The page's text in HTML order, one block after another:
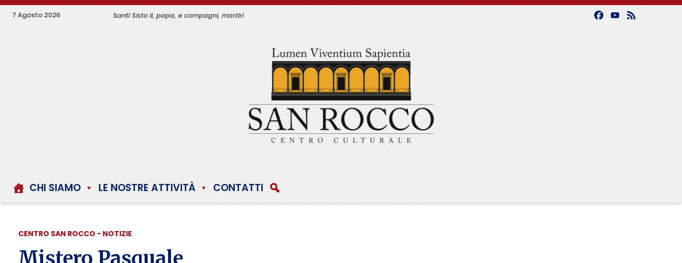
Skip
7 Agosto 2026 Santi Sisto II, papa, e compagni, martiri Facebook
YouTube
Feed
CHI SIAMO LE NOSTRE ATTIVITÀ CONTATTI
CENTRO SAN ROCCO - NOTIZIE
Mistero Pasquale